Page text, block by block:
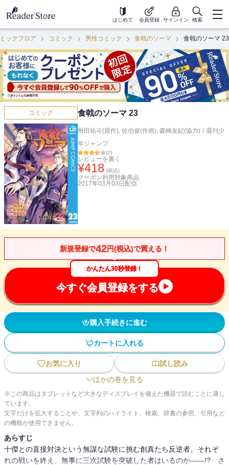
はじめて 会員登録 サインイン 検索
ックフロア コミック 男性コミック 食戟のソーマ 食戟のソーマ 23
コミック 食戟のソーマ 23
附田祐斗(原作), 佐伯俊(作画), 森崎友紀(協力) / 週刊少
年ジャンプ
(2)
レビューを書く
¥418 (税込)
クーポン利用対象商品
2017年03月03日 配信
新規登録で42円(税込)で買える！
かんたん30秒登録！
今すぐ会員登録をする
購入手続きに進む
カートに入れる
お気に入り
試し読み
ほかの巻を見る
※この商品はタブレットなど大きなディスプレイを備えた機器で読むことに適し
ています。
文字だけを拡大することや、文字列のハイライト、検索、辞書の参照、引用など
の機能が使用できません。
あらすじ
十傑との直接対決という無謀な試験に挑む創真たち反逆者。それぞ
れの戦いを終え、無事に三次試験を突破した者はいるのか――!? さ